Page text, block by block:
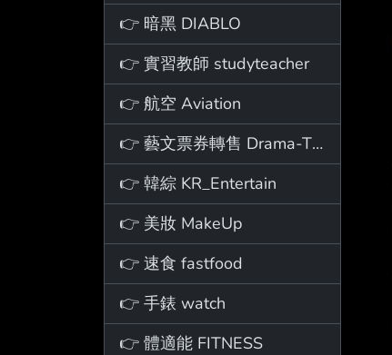
👉 暗黑 DIABLO
👉 實習教師 studyteacher
👉 航空 Aviation
👉 藝文票券轉售 Drama-Ticket
👉 韓綜 KR_Entertain
👉 美妝 MakeUp
👉 速食 fastfood
👉 手錶 watch
👉 體適能 FITNESS